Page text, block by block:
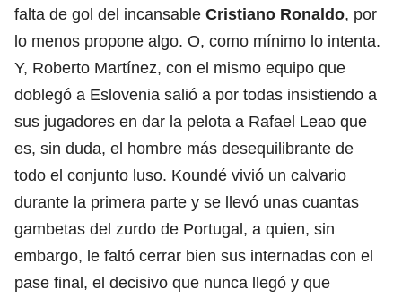
falta de gol del incansable Cristiano Ronaldo, por
lo menos propone algo. O, como mínimo lo intenta.
Y, Roberto Martínez, con el mismo equipo que
doblegó a Eslovenia salió a por todas insistiendo a
sus jugadores en dar la pelota a Rafael Leao que
es, sin duda, el hombre más desequilibrante de
todo el conjunto luso. Koundé vivió un calvario
durante la primera parte y se llevó unas cuantas
gambetas del zurdo de Portugal, a quien, sin
embargo, le faltó cerrar bien sus internadas con el
pase final, el decisivo que nunca llegó y que